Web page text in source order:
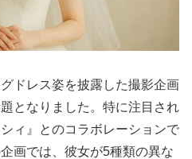
ドレス姿を披露した撮影企画
となりました。特に注目され
ィ』とのコラボレーションで
画では、彼女が5種類の異な